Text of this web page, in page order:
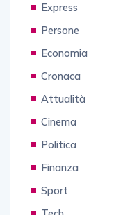
Express
Persone
Economia
Cronaca
Attualità
Cinema
Politica
Finanza
Sport